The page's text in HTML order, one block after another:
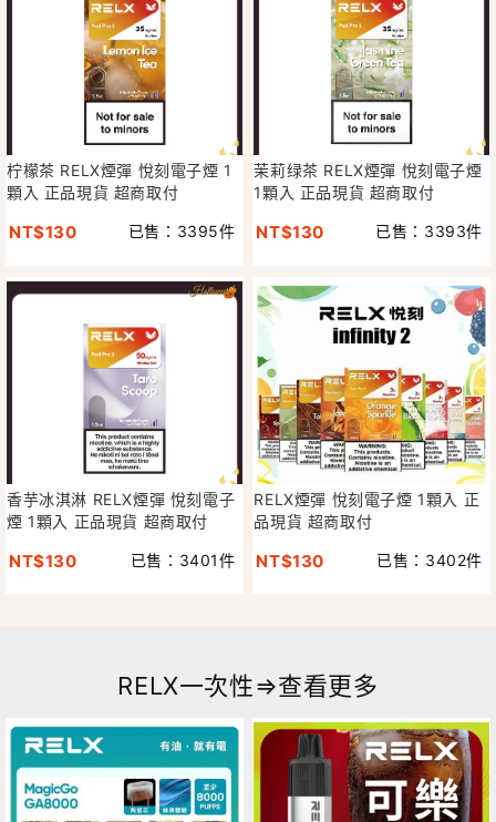
柠檬茶 RELX煙彈 悅刻電子煙 1
顆入 正品現貨 超商取付
NT$130 已售：3395件
茉莉绿茶 RELX煙彈 悅刻電子煙
1顆入 正品現貨 超商取付
NT$130 已售：3393件
香芋冰淇淋 RELX煙彈 悅刻電子
煙 1顆入 正品現貨 超商取付
NT$130 已售：3401件
RELX煙彈 悅刻電子煙 1顆入 正
品現貨 超商取付
NT$130 已售：3402件
RELX一次性⇒查看更多